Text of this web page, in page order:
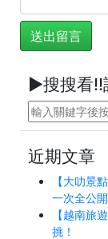
►搜搜看!!
近期文章
【大叻景
一次全公開
【越南旅
挑！